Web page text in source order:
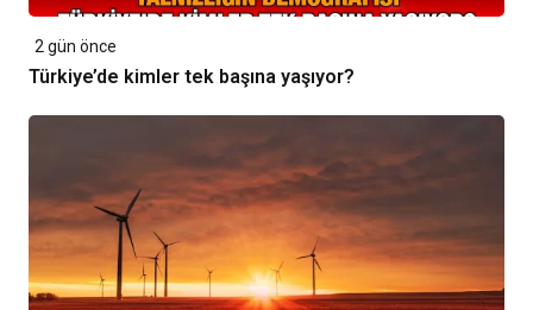
2 gün önce
Türkiye’de kimler tek başına yaşıyor?